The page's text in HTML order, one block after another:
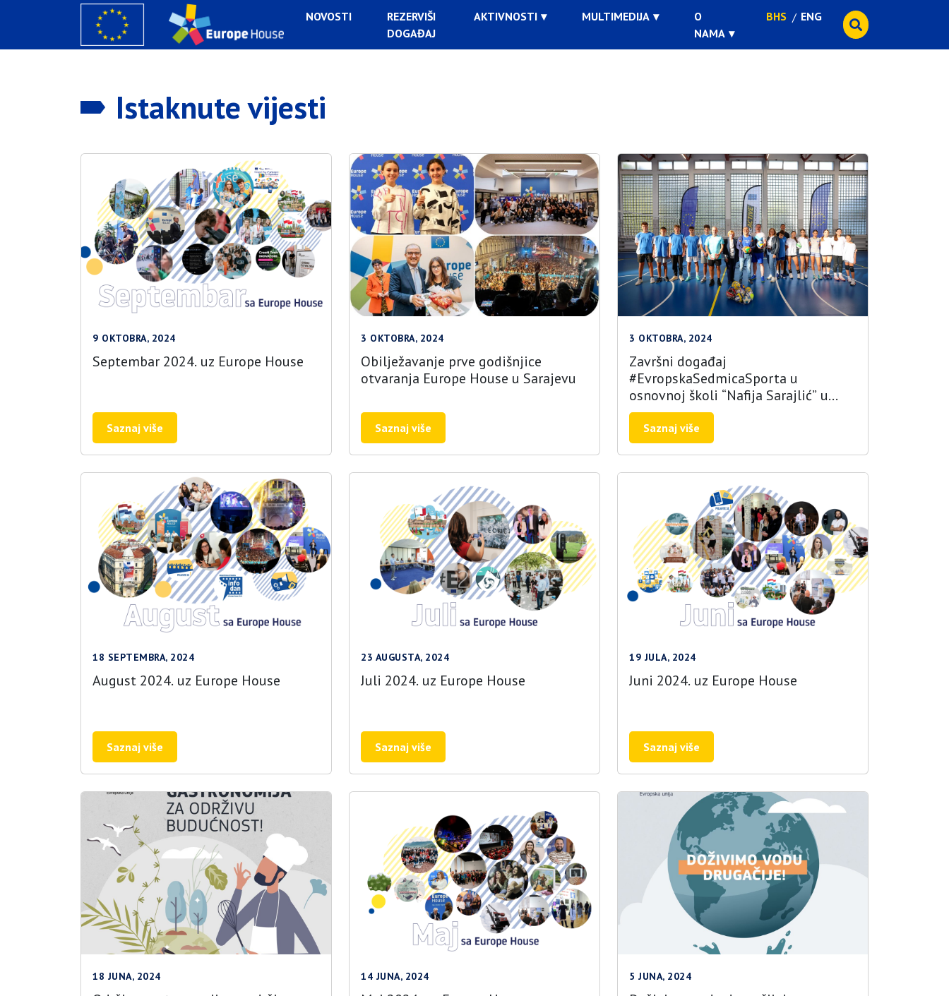
NOVOSTI
REZERVIŠI
DOGAĐAJ
AKTIVNOSTI MULTIMEDIJA
O
NAMA
BHS ENG
Istaknute vijesti
9 OKTOBRA, 2024
Septembar 2024. uz Europe House
Saznaj više
3 OKTOBRA, 2024
Obilježavanje prve godišnjice
otvaranja Europe House u Sarajevu
Saznaj više
3 OKTOBRA, 2024
Završni događaj
#EvropskaSedmicaSporta u
osnovnoj školi “Nafija Sarajlić” u
Sarajevu
Saznaj više
18 SEPTEMBRA, 2024
August 2024. uz Europe House
Saznaj više
23 AUGUSTA, 2024
Juli 2024. uz Europe House
Saznaj više
19 JULA, 2024
Juni 2024. uz Europe House
Saznaj više
18 JUNA, 2024 14 JUNA, 2024 5 JUNA, 2024